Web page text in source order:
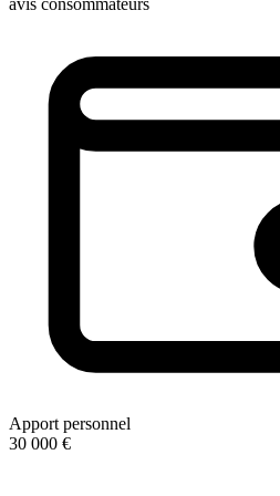
avis consommateurs
Apport personnel
30 000 €